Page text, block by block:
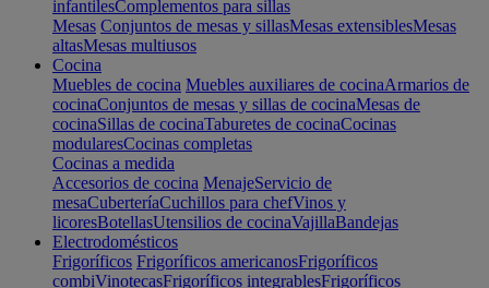
infantilesComplementos para sillas
Mesas Conjuntos de mesas y sillasMesas extensiblesMesas
altasMesas multiusos
Cocina
Muebles de cocina Muebles auxiliares de cocinaArmarios de
cocinaConjuntos de mesas y sillas de cocinaMesas de
cocinaSillas de cocinaTaburetes de cocinaCocinas
modularesCocinas completas
Cocinas a medida
Accesorios de cocina MenajeServicio de
mesaCuberteríaCuchillos para chefVinos y
licoresBotellasUtensilios de cocinaVajillaBandejas
Electrodomésticos
Frigoríficos Frigoríficos americanosFrigoríficos
combiVinotecasFrigoríficos integrablesFrigoríficos